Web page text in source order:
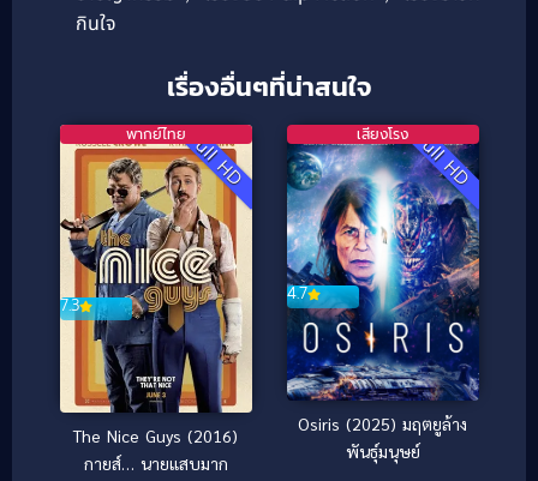
กินใจ
เรื่องอื่นๆที่น่าสนใจ
Full HD
7.3
พากย์ไทย
The Nice Guys (2016)
กายส์… นายแสบมาก
Full HD
4.7
เสียงโรง
Osiris (2025) มฤตยูล้าง
พันธุ์มนุษย์